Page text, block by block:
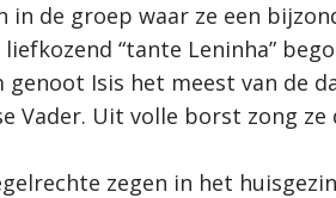
de groep waar ze een
“tante Leninha”
Isis het meest van de
Vader. Uit volle borst zong
zegen in het